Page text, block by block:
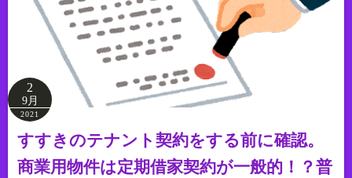
2
9月
2021
すすきのテナント契約をする前に確認。
商業用物件は定期借家契約が一般的！？普